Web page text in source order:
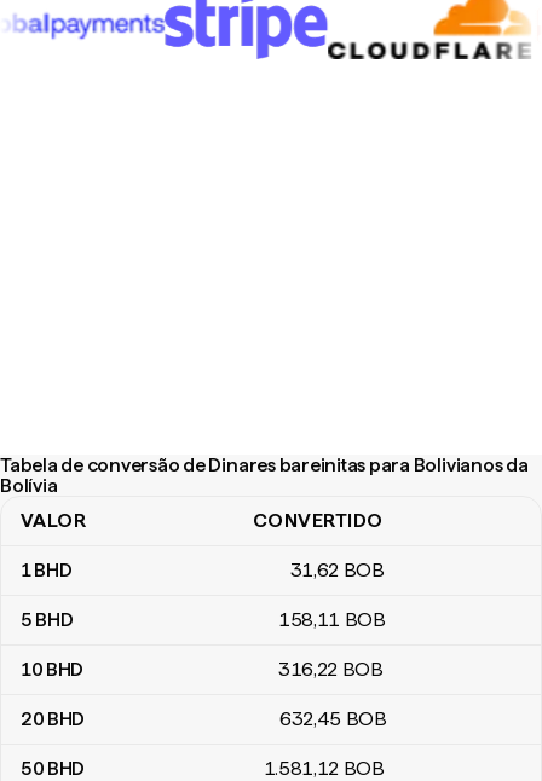
Tabela de conversão de Dinares bareinitas para Bolivianos da
Bolívia
Tabela de conversão de Dinares bareinitas para Bolivianos da
VALOR CONVERTIDO
1BHD 31,62 BOB
5 BHD 158,11 BOB
10 BHD 316,22 BOB
20 BHD 632,45 BOB
50 BHD 1.581,12 BOB